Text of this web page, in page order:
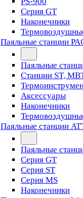
Серия GT
Наконечники
Паяльные станции
Паяльные
Станции ST,
Аксессуары
Наконечники
Паяльные станции
Паяльные
Серия GT
Серия ST
Серия MS
Наконечники